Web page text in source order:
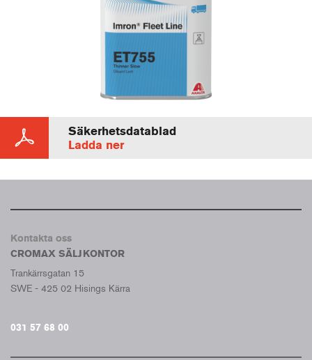
Säkerhetsdatablad
Ladda ner
Kontakta oss
CROMAX SÄLJKONTOR
Trankärrsgatan 15
SWE - 425 02 Hisings Kärra
031 57 68 00